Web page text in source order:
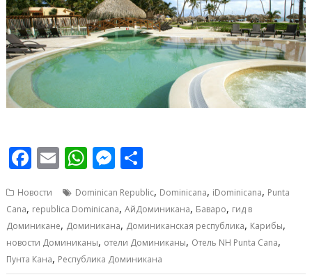
F
e
b
o
o
E
ai
l
W
at
s
A
p
M
ss
e
n
g
п
р
а
в
Новости Dominican Republic, Dominicana, iDominicana, Punta
Cana, republica Dominicana,АйДоминикана, Баваро, гид в
Доминикане, Доминикана, Доминиканская республика, Карибы,
новости Доминиканы, отели Доминиканы, Отель NH Punta Cana,
Пунта Кана, Республика Доминикана